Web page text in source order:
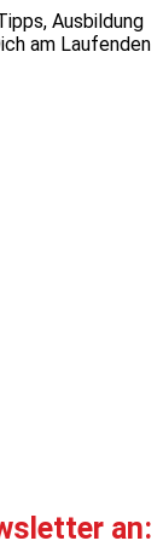
Ausbildung
am Laufenden
an: